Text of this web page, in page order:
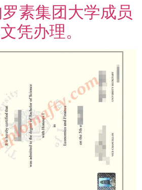
素集团大学成员
凭办理。